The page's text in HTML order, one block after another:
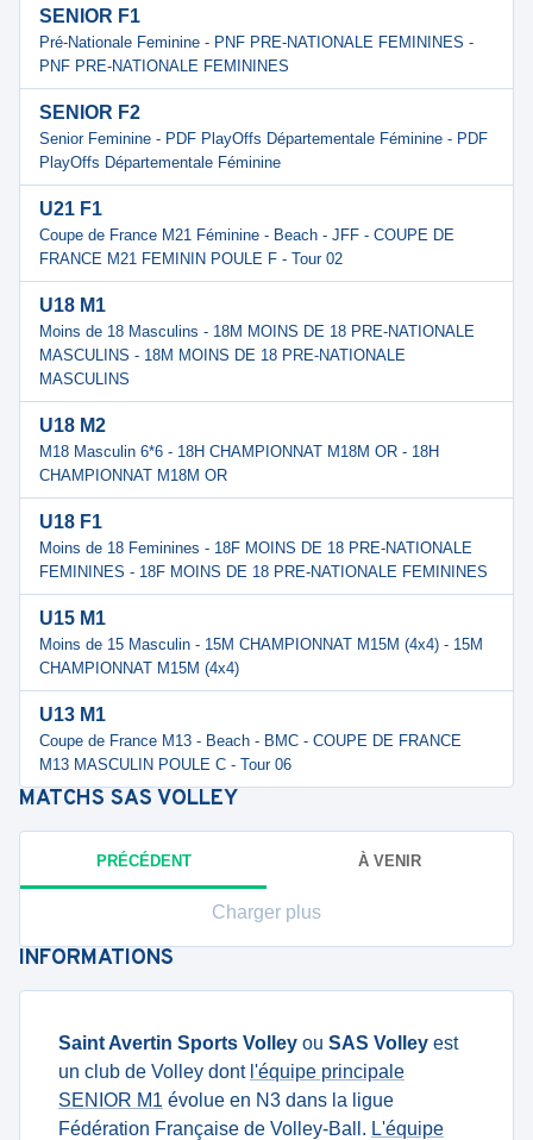
SENIOR F1
Pré-Nationale Feminine - PNF PRE-NATIONALE FEMININES -
PNF PRE-NATIONALE FEMININES
SENIOR F2
Senior Feminine - PDF PlayOffs Départementale Féminine - PDF
PlayOffs Départementale Féminine
U21 F1
Coupe de France M21 Féminine - Beach - JFF - COUPE DE
FRANCE M21 FEMININ POULE F - Tour 02
U18 M1
Moins de 18 Masculins - 18M MOINS DE 18 PRE-NATIONALE
MASCULINS - 18M MOINS DE 18 PRE-NATIONALE
MASCULINS
U18 M2
M18 Masculin 6*6 - 18H CHAMPIONNAT M18M OR - 18H
CHAMPIONNAT M18M OR
U18 F1
Moins de 18 Feminines - 18F MOINS DE 18 PRE-NATIONALE
FEMININES - 18F MOINS DE 18 PRE-NATIONALE FEMININES
U15 M1
Moins de 15 Masculin - 15M CHAMPIONNAT M15M (4x4) - 15M
CHAMPIONNAT M15M (4x4)
U13 M1
Coupe de France M13 - Beach - BMC - COUPE DE FRANCE
M13 MASCULIN POULE C - Tour 06
MATCHS SAS VOLLEY
PRÉCÉDENT À VENIR
Charger plus
INFORMATIONS
Saint Avertin Sports Volley ou SAS Volley est
un club de Volley dont l'équipe principale
SENIOR M1 évolue en N3 dans la ligue
Fédération Française de Volley-Ball. L'équipe